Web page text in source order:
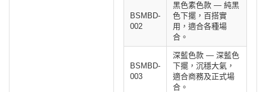
BSMBD-
002
黑色素色款 — 純黑
色下擺，百搭實
用，適合各種場
合。
BSMBD-
003
深藍色款 — 深藍色
下擺，沉穩大氣，
適合商務及正式場
合。